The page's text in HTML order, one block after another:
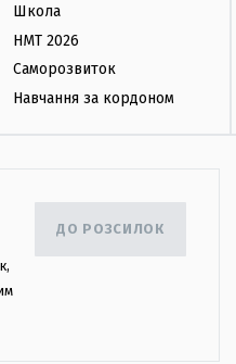
Школа
НМТ 2026
Саморозвиток
Навчання за кордоном
ДО РОЗСИЛОК